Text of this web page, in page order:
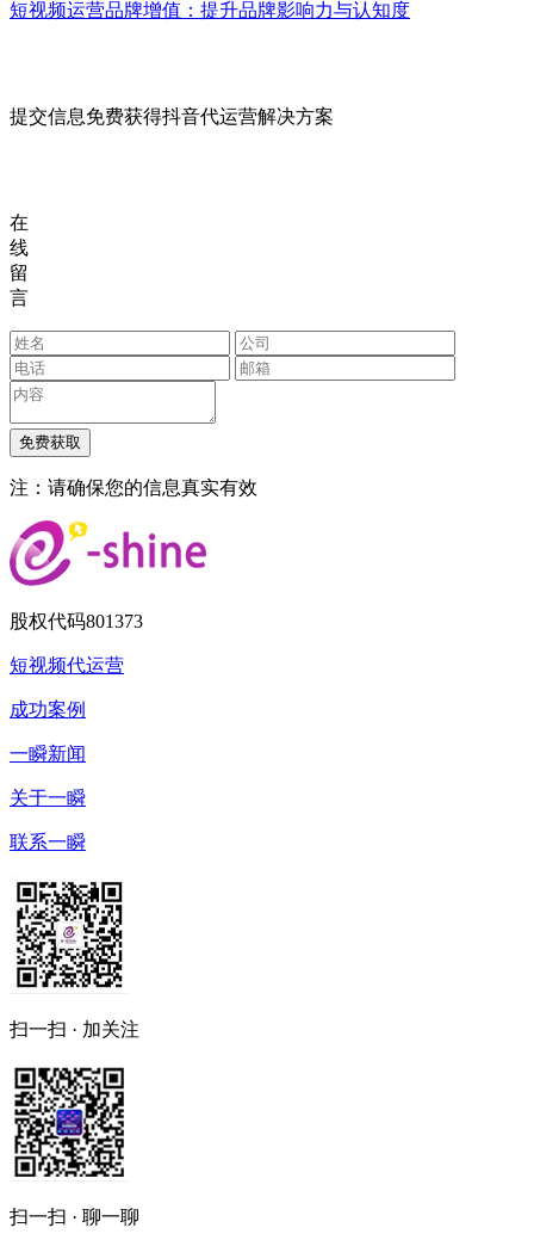
短视频运营品牌增值：提升品牌影响力与认知度
提交信息免费获得抖音代运营解决方案
在
线
留
言
注：请确保您的信息真实有效
股权代码801373
短视频代运营
成功案例
一瞬新闻
关于一瞬
联系一瞬
扫一扫 · 加关注
扫一扫 · 聊一聊